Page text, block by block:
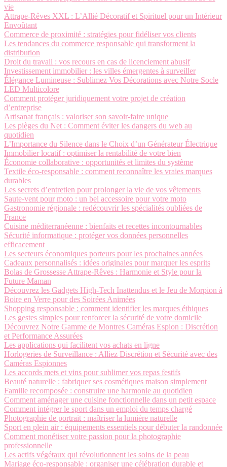
vie
Attrape-Rêves XXL : L’Allié Décoratif et Spirituel pour un Intérieur
Envoûtant
Commerce de proximité : stratégies pour fidéliser vos clients
Les tendances du commerce responsable qui transforment la
distribution
Droit du travail : vos recours en cas de licenciement abusif
Investissement immobilier : les villes émergentes à surveiller
Élégance Lumineuse : Sublimez Vos Décorations avec Notre Socle
LED Multicolore
Comment protéger juridiquement votre projet de création
d’entreprise
Artisanat français : valoriser son savoir-faire unique
Les pièges du Net : Comment éviter les dangers du web au
quotidien
L’Importance du Silence dans le Choix d’un Générateur Électrique
Immobilier locatif : optimiser la rentabilité de votre bien
Économie collaborative : opportunités et limites du système
Textile éco-responsable : comment reconnaître les vraies marques
durables
Les secrets d’entretien pour prolonger la vie de vos vêtements
Saute-vent pour moto : un bel accessoire pour votre moto
Gastronomie régionale : redécouvrir les spécialités oubliées de
France
Cuisine méditerranéenne : bienfaits et recettes incontournables
Sécurité informatique : protéger vos données personnelles
efficacement
Les secteurs économiques porteurs pour les prochaines années
Cadeaux personnalisés : idées originales pour marquer les esprits
Bolas de Grossesse Attrape-Rêves : Harmonie et Style pour la
Future Maman
Découvrez les Gadgets High-Tech Inattendus et le Jeu de Morpion à
Boire en Verre pour des Soirées Animées
Shopping responsable : comment identifier les marques éthiques
Les gestes simples pour renforcer la sécurité de votre domicile
Découvrez Notre Gamme de Montres Caméras Espion : Discrétion
et Performance Assurées
Les applications qui facilitent vos achats en ligne
Horlogeries de Surveillance : Alliez Discrétion et Sécurité avec des
Caméras Espionnes
Les accords mets et vins pour sublimer vos repas festifs
Beauté naturelle : fabriquer ses cosmétiques maison simplement
Famille recomposée : construire une harmonie au quotidien
Comment aménager une cuisine fonctionnelle dans un petit espace
Comment intégrer le sport dans un emploi du temps chargé
Photographie de portrait : maîtriser la lumière naturelle
Sport en plein air : équipements essentiels pour débuter la randonnée
Comment monétiser votre passion pour la photographie
professionnelle
Les actifs végétaux qui révolutionnent les soins de la peau
Mariage éco-responsable : organiser une célébration durable et